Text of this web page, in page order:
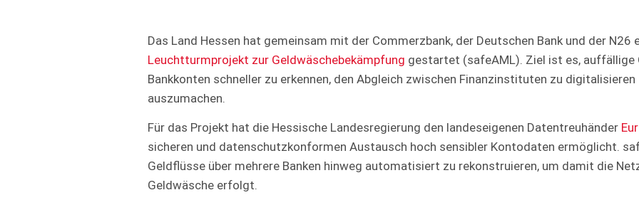
Das Land Hessen hat gemeinsam mit der Commerzbank, der Deutschen Bank und der N26
Leuchtturmprojekt zur Geldwäschebekämpfung gestartet (safeAML). Ziel ist es, auffällige
Bankkonten schneller zu erkennen, den Abgleich zwischen Finanzinstituten zu
auszumachen.
Für das Projekt hat die Hessische Landesregierung den landeseigenen Datentreuhänder
sicheren und datenschutzkonformen Austausch hoch sensibler Kontodaten ermöglicht.
Geldflüsse über mehrere Banken hinweg automatisiert zu rekonstruieren, um damit die
Geldwäsche erfolgt.